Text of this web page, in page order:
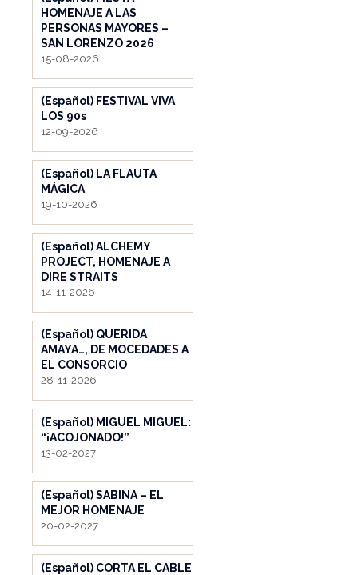
HOMENAJE A LAS
PERSONAS MAYORES –
SAN LORENZO 2026
15-08-2026
(Español) FESTIVAL VIVA
LOS 90s
12-09-2026
(Español) LA FLAUTA
MÁGICA
19-10-2026
(Español) ALCHEMY
PROJECT, HOMENAJE A
DIRE STRAITS
14-11-2026
(Español) QUERIDA
AMAYA…, DE MOCEDADES A
EL CONSORCIO
28-11-2026
(Español) MIGUEL MIGUEL:
“¡ACOJONADO!”
13-02-2027
(Español) SABINA – EL
MEJOR HOMENAJE
20-02-2027
(Español) CORTA EL CABLE